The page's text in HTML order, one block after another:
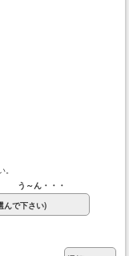
。
う～ん・・・